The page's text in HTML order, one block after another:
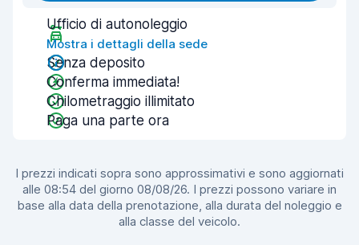
Ufficio di autonoleggio
Mostra i dettagli della sede
Senza deposito
Conferma immediata!
Chilometraggio illimitato
Paga una parte ora
I prezzi indicati sopra sono approssimativi e sono aggiornati
alle 08:54 del giorno 08/08/26. I prezzi possono variare in
base alla data della prenotazione, alla durata del noleggio e
alla classe del veicolo.